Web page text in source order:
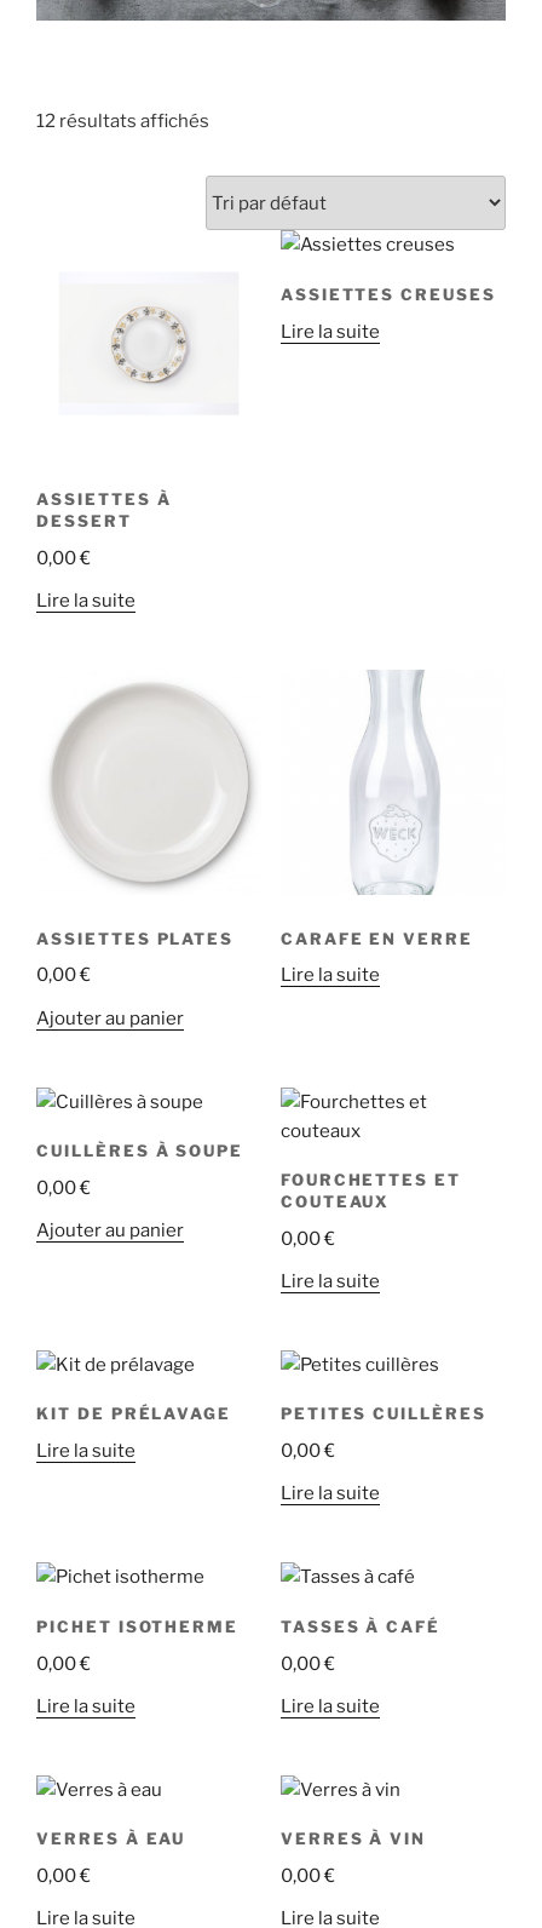
12 résultats affichés
ASSIETTES À
DESSERT
0,00€
Lire la suite
ASSIETTES CREUSES
Lire la suite
ASSIETTES PLATES
0,00€
Ajouter au panier
CARAFE EN VERRE
Lire la suite
CUILLÈRES À SOUPE
0,00€
Ajouter au panier
FOURCHETTES ET
COUTEAUX
0,00€
Lire la suite
KIT DE PRÉLAVAGE
Lire la suite
PETITES CUILLÈRES
0,00€
Lire la suite
PICHET ISOTHERME
0,00€
Lire la suite
TASSES À CAFÉ
0,00€
Lire la suite
VERRES À EAU
0,00€
Lire la suite
VERRES À VIN
0,00€
Lire la suite